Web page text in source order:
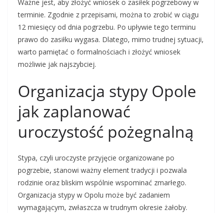
Ważne jest, aby złożyć wniosek o zasiłek pogrzebowy w
terminie. Zgodnie z przepisami, można to zrobić w ciągu
12 miesięcy od dnia pogrzebu. Po upływie tego terminu
prawo do zasiłku wygasa. Dlatego, mimo trudnej sytuacji,
warto pamiętać o formalnościach i złożyć wniosek
możliwie jak najszybciej.
Organizacja stypy Opole
jak zaplanować
uroczystość pożegnalną
Stypa, czyli uroczyste przyjęcie organizowane po
pogrzebie, stanowi ważny element tradycji i pozwala
rodzinie oraz bliskim wspólnie wspominać zmarłego.
Organizacja stypy w Opolu może być zadaniem
wymagającym, zwłaszcza w trudnym okresie żałoby.